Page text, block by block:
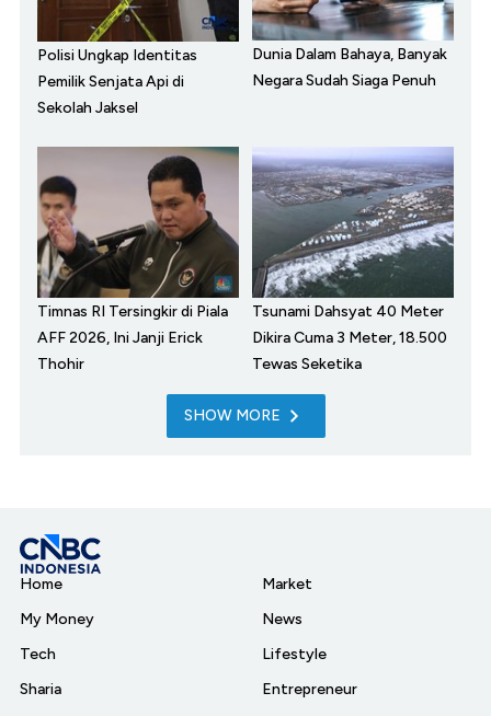
Polisi Ungkap Identitas
Pemilik Senjata Api di
Sekolah Jaksel
Dunia Dalam Bahaya, Banyak
Negara Sudah Siaga Penuh
Timnas RI Tersingkir di Piala
AFF 2026, Ini Janji Erick
Thohir
Tsunami Dahsyat 40 Meter
Dikira Cuma 3 Meter, 18.500
Tewas Seketika
SHOW MORE
Home
My Money
Tech
Sharia
Market
News
Lifestyle
Entrepreneur